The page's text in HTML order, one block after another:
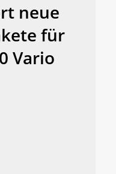
neue
für
Vario